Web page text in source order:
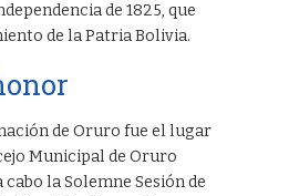
de 1825, que
de la Patria Bolivia.
de Oruro fue el lugar
Municipal de Oruro
la Solemne Sesión de